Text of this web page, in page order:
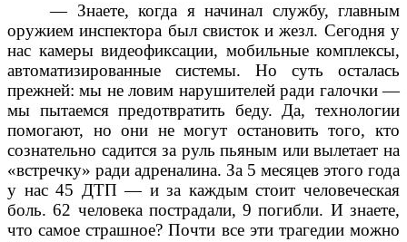
— Знаете, когда я начинал службу, главным
оружием инспектора был свисток и жезл. Сегодня у
нас камеры видеофиксации, мобильные комплексы,
автоматизированные системы. Но суть осталась
прежней: мы не ловим нарушителей ради галочки —
мы пытаемся предотвратить беду. Да, технологии
помогают, но они не могут остановить того, кто
сознательно садится за руль пьяным или вылетает на
«встречку» ради адреналина. За 5 месяцев этого года
у нас 45 ДТП — и за каждым стоит человеческая
боль. 62 человека пострадали, 9 погибли. И знаете,
что самое страшное? Почти все эти трагедии можно